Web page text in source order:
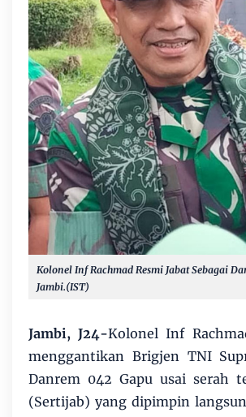
Kolonel Inf Rachmad Resmi Jabat Sebagai
Jambi.(IST)
Jambi, J24-Kolonel Inf
menggantikan Brigjen TNI
Danrem 042 Gapu usai serah
(Sertijab) yang dipimpin